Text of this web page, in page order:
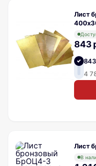
Лист
843
4
Лист
В